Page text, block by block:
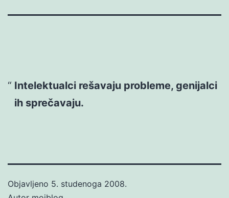
Intelektualci rešavaju probleme, genijalci
ih sprečavaju.
Objavljeno 5. studenoga 2008.